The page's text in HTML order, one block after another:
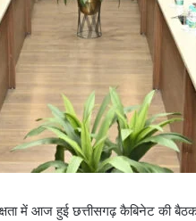
में आज हुई छत्तीसगढ़ कैबिनेट की बैठक